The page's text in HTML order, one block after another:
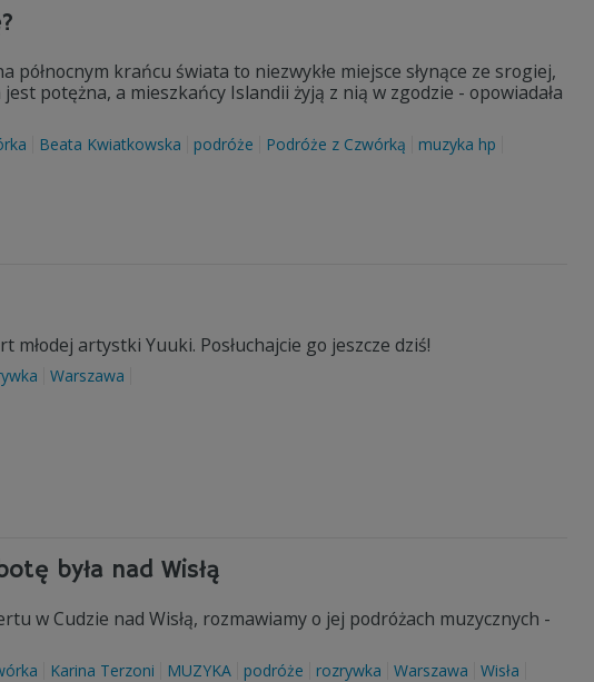
krańcu świata to niezwykłe miejsce słynące ze srogiej,
potężna, a mieszkańcy Islandii żyją z nią w zgodzie - opowiadała
Beata Kwiatkowska podróże Podróże z Czwórką muzyka hp
artystki Yuuki. Posłuchajcie go jeszcze dziś!
Warszawa
była nad Wisłą
w Cudzie nad Wisłą, rozmawiamy o jej podróżach muzycznych -
Karina Terzoni MUZYKA podróże rozrywka Warszawa Wisła